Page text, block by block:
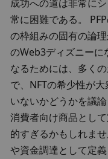
成功への道は非常に
常に困難である。
の枠組みの固有の論
のWeb3ディズニーに
なるためには、多く
で、NFTの希少性が
いないかどうかを議
消費者向け商品とし
的すぎるかもしれま
や資金調達として定